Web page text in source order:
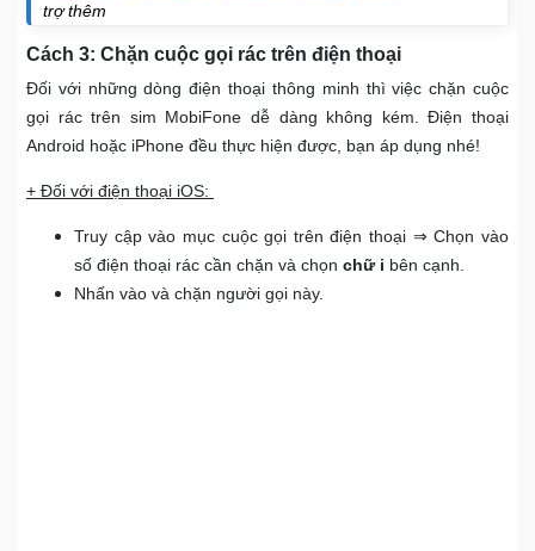
trợ thêm
Cách 3: Chặn cuộc gọi rác trên điện thoại
Đối với những dòng điện thoại thông minh thì việc chặn cuộc
gọi rác trên sim MobiFone dễ dàng không kém. Điện thoại
Android hoặc iPhone đều thực hiện được, bạn áp dụng nhé!
+ Đối với điện thoại iOS:
Truy cập vào mục cuộc gọi trên điện thoại ⇒ Chọn vào
số điện thoại rác cần chặn và chọn chữ i bên cạnh.
Nhấn vào và chặn người gọi này.